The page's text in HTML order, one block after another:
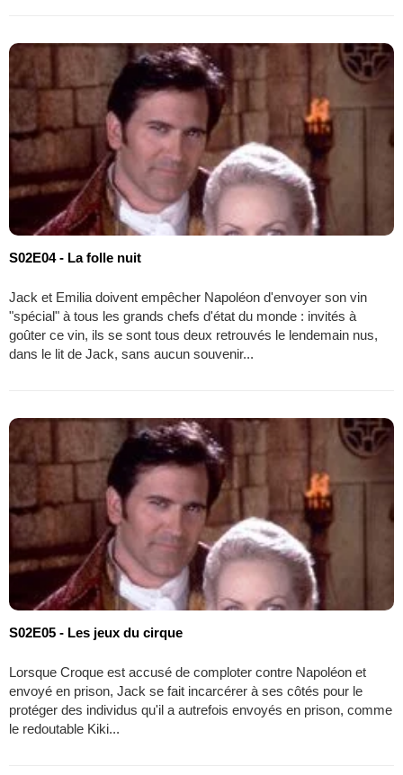
S02E04 - La folle nuit
Jack et Emilia doivent empêcher Napoléon d'envoyer son vin
"spécial" à tous les grands chefs d'état du monde : invités à
goûter ce vin, ils se sont tous deux retrouvés le lendemain nus,
dans le lit de Jack, sans aucun souvenir...
S02E05 - Les jeux du cirque
Lorsque Croque est accusé de comploter contre Napoléon et
envoyé en prison, Jack se fait incarcérer à ses côtés pour le
protéger des individus qu'il a autrefois envoyés en prison, comme
le redoutable Kiki...